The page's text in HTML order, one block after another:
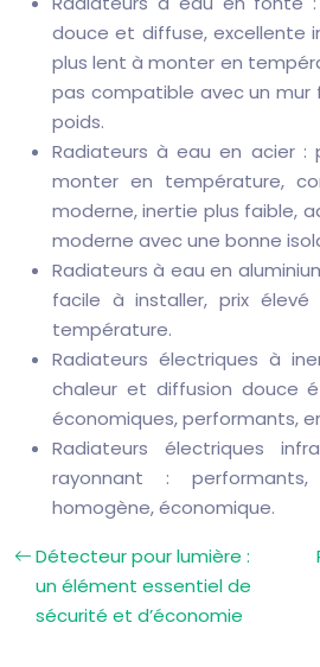
douce et diffuse, excellente
plus lent à monter en
pas compatible avec un mur
poids.
Radiateurs à eau en acier :
monter en température,
moderne, inertie plus faible,
moderne avec une bonne
Radiateurs à eau en
facile à installer, prix
température.
Radiateurs électriques à
chaleur et diffusion douce
économiques, performants,
Radiateurs électriques
rayonnant :
homogène, économique.
Détecteur pour lumière :
un élément essentiel de
sécurité et d’économie